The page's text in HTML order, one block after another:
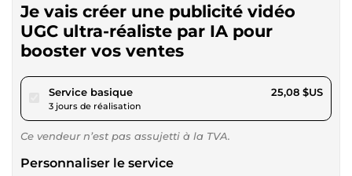
Je vais créer une publicité vidéo
UGC ultra-réaliste par IA pour
booster vos ventes
Service basiquepour 23,11 $US
3 jours de réalisation
25,08 $US
Ce vendeur n’est pas assujetti à la TVA.
Personnaliser le service